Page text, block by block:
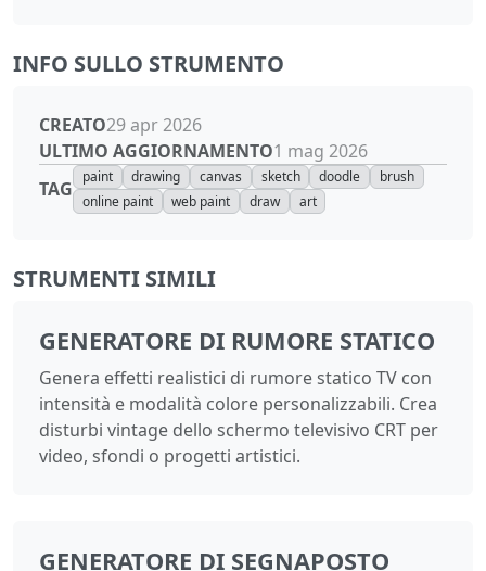
INFO SULLO STRUMENTO
CREATO29 apr 2026
ULTIMO AGGIORNAMENTO1 mag 2026
TAG
paint drawing canvas sketch doodle
brush
online paint
web paint draw art
STRUMENTI SIMILI
GENERATORE DI RUMORE STATICO
Genera effetti realistici di rumore statico TV con
intensità e modalità colore personalizzabili. Crea
disturbi vintage dello schermo televisivo CRT per
video, sfondi o progetti artistici.
GENERATORE DI SEGNAPOSTO